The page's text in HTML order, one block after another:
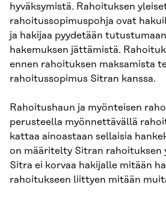
hyväksymistä. Rahoituksen
rahoitussopimuspohja ovat
ja hakijaa pyydetään
hakemuksen jättämistä.
ennen rahoituksen maksamista
rahoitussopimus Sitran kanssa.
Rahoitushaun ja myönteisen
perusteella myönnettävällä
kattaa ainoastaan sellaisia
on määritelty Sitran rahoituksen
Sitra ei korvaa hakijalle mitään
rahoitukseen liittyen mitään